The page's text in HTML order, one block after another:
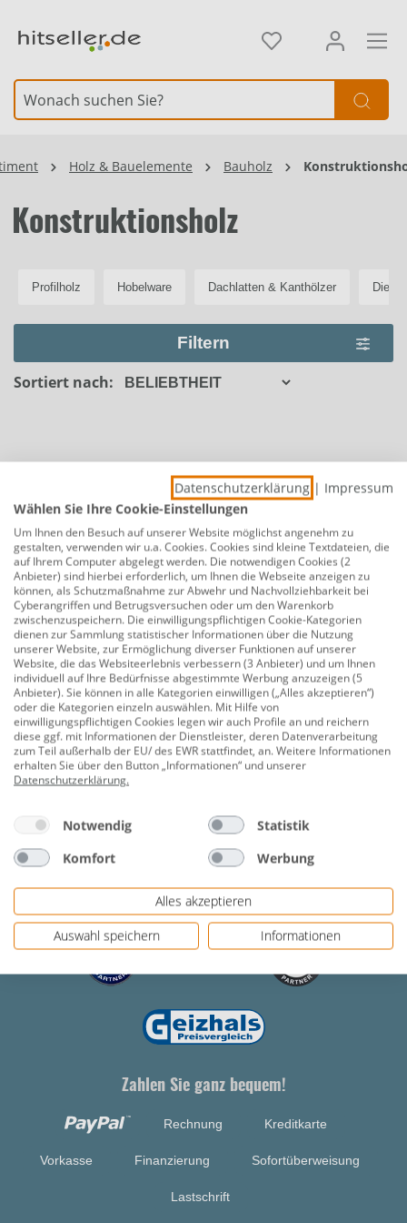
Holz & Bauelemente Bauholz
Konstruktionsholz
Profilholz Hobelware Dachlatten & Kanthölzer
Filtern
Sortiert nach:
Element überspringen
Unser Sortiment
Onlineshop
Unsere Partner
Zahlen Sie ganz bequem!
Rechnung Kreditkarte
Vorkasse Finanzierung Sofortüberweisung
Lastschrift
Datenschutzerklärung | Impressum
Wählen Sie Ihre Cookie-Einstellungen
Um Ihnen den Besuch auf unserer Website möglichst angenehm zu
gestalten, verwenden wir u.a. Cookies. Cookies sind kleine Textdateien, die
auf Ihrem Computer abgelegt werden. Die notwendigen Cookies (2
Anbieter) sind hierbei erforderlich, um Ihnen die Webseite anzeigen zu
können, als Schutzmaßnahme zur Abwehr und Nachvollziehbarkeit bei
Cyberangriffen und Betrugsversuchen oder um den Warenkorb
zwischenzuspeichern. Die einwilligungspflichtigen Cookie-Kategorien
dienen zur Sammlung statistischer Informationen über die Nutzung
unserer Website, zur Ermöglichung diverser Funktionen auf unserer
Website, die das Websiteerlebnis verbessern (3 Anbieter) und um Ihnen
individuell auf Ihre Bedürfnisse abgestimmte Werbung anzuzeigen (5
Anbieter). Sie können in alle Kategorien einwilligen („Alles akzeptieren“)
oder die Kategorien einzeln auswählen. Mit Hilfe von
einwilligungspflichtigen Cookies legen wir auch Profile an und reichern
diese ggf. mit Informationen der Dienstleister, deren Datenverarbeitung
zum Teil außerhalb der EU/ des EWR stattfindet, an. Weitere Informationen
erhalten Sie über den Button „Informationen“ und unserer
Datenschutzerklärung.
Notwendig
Statistik
Komfort
Werbung
Alles akzeptieren
Auswahl speichern
Informationen